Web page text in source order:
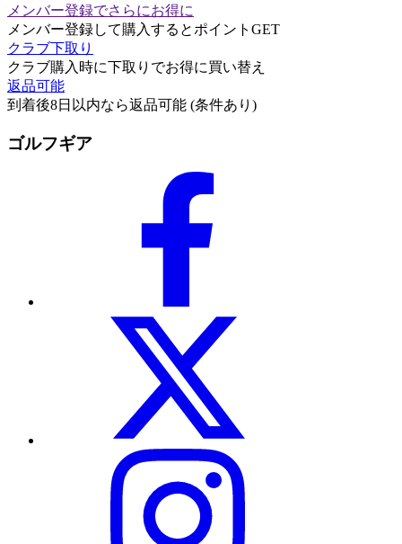
メンバー登録でさらにお得に
メンバー登録して購入するとポイントGET
クラブ下取り
クラブ購入時に下取りでお得に買い替え
返品可能
到着後8日以内なら返品可能 (条件あり)
ゴルフギア